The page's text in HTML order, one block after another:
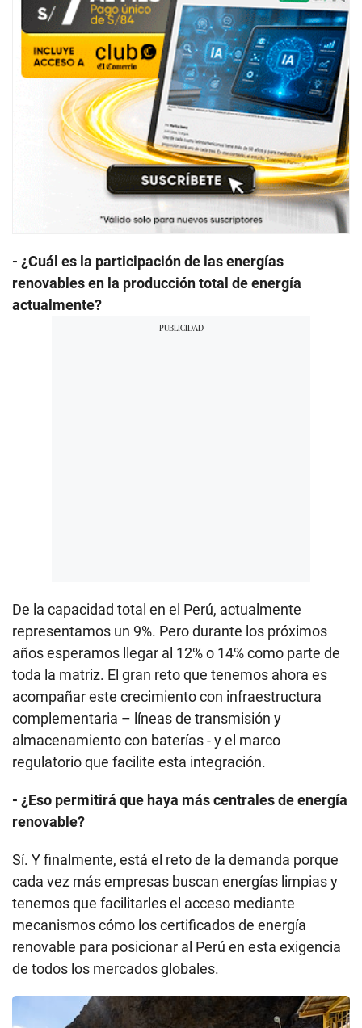
- ¿Cuál es la participación de las energías
renovables en la producción total de energía
actualmente?
De la capacidad total en el Perú, actualmente
representamos un 9%. Pero durante los próximos
años esperamos llegar al 12% o 14% como parte de
toda la matriz. El gran reto que tenemos ahora es
acompañar este crecimiento con infraestructura
complementaria – líneas de transmisión y
almacenamiento con baterías - y el marco
regulatorio que facilite esta integración.
- ¿Eso permitirá que haya más centrales de energía
renovable?
Sí. Y finalmente, está el reto de la demanda porque
cada vez más empresas buscan energías limpias y
tenemos que facilitarles el acceso mediante
mecanismos cómo los certificados de energía
renovable para posicionar al Perú en esta exigencia
de todos los mercados globales.